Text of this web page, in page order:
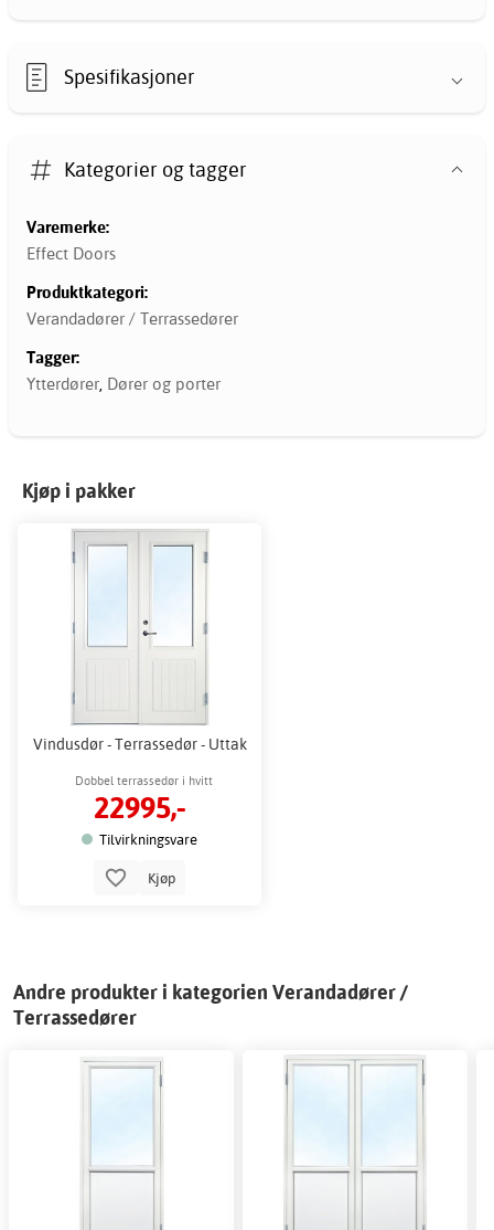
Spesifikasjoner
Kategorier og tagger
Varemerke:
Effect Doors
Produktkategori:
Verandadører / Terrassedører
Tagger:
Ytterdører, Dører og porter
Kjøp i pakker
Vindusdør - Terrassedør - Uttak
Dobbel terrassedør i hvitt
22995,-
Tilvirkningsvare
Kjøp
Andre produkter i kategorien Verandadører /
Terrassedører